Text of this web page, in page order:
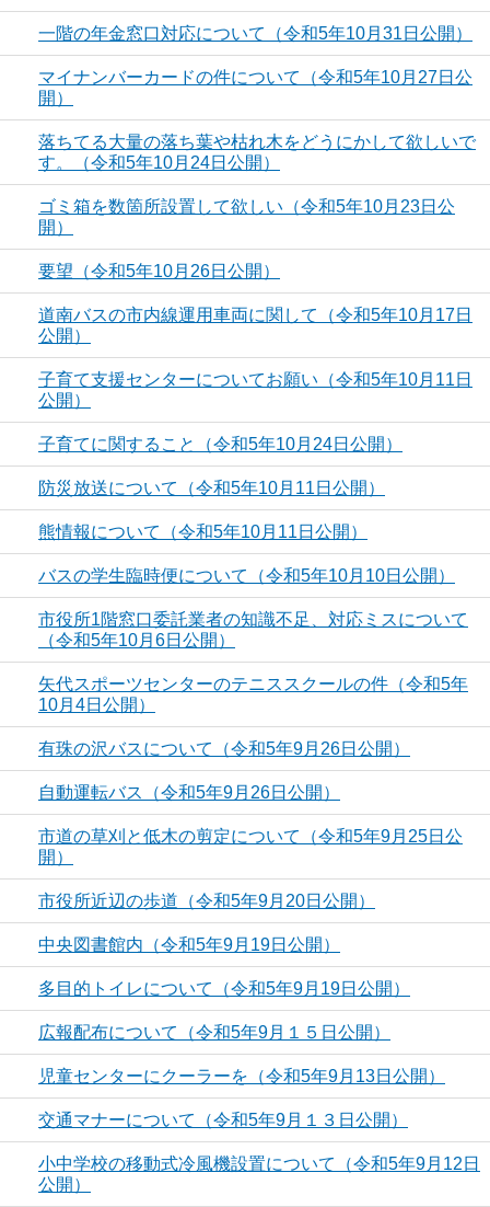
一階の年金窓口対応について（令和5年10月31日公開）
マイナンバーカードの件について（令和5年10月27日公
開）
落ちてる大量の落ち葉や枯れ木をどうにかして欲しいで
す。（令和5年10月24日公開）
ゴミ箱を数箇所設置して欲しい（令和5年10月23日公
開）
要望（令和5年10月26日公開）
道南バスの市内線運用車両に関して（令和5年10月17日
公開）
子育て支援センターについてお願い（令和5年10月11日
公開）
子育てに関すること（令和5年10月24日公開）
防災放送について（令和5年10月11日公開）
熊情報について（令和5年10月11日公開）
バスの学生臨時便について（令和5年10月10日公開）
市役所1階窓口委託業者の知識不足、対応ミスについて
（令和5年10月6日公開）
矢代スポーツセンターのテニススクールの件（令和5年
10月4日公開）
有珠の沢バスについて（令和5年9月26日公開）
自動運転バス（令和5年9月26日公開）
市道の草刈と低木の剪定について（令和5年9月25日公
開）
市役所近辺の歩道（令和5年9月20日公開）
中央図書館内（令和5年9月19日公開）
多目的トイレについて（令和5年9月19日公開）
広報配布について（令和5年9月１５日公開）
児童センターにクーラーを（令和5年9月13日公開）
交通マナーについて（令和5年9月１３日公開）
小中学校の移動式冷風機設置について（令和5年9月12日
公開）